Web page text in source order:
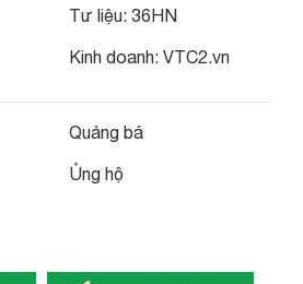
Tư liệu: 36HN
Kinh doanh: VTC2.vn
Quảng bá
Ủng hộ